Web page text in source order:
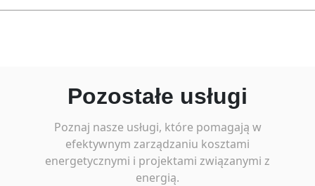
Pozostałe usługi
Poznaj nasze usługi, które pomagają w
efektywnym zarządzaniu kosztami
energetycznymi i projektami związanymi z
energią.